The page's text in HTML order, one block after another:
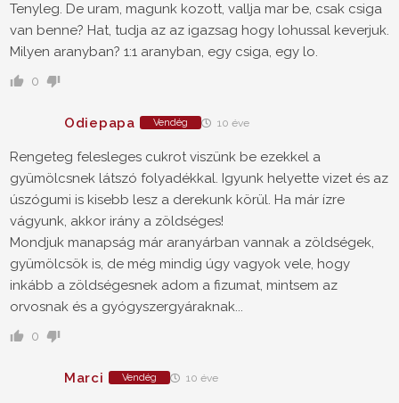
Tenyleg. De uram, magunk kozott, vallja mar be, csak csiga
van benne? Hat, tudja az az igazsag hogy lohussal keverjuk.
Milyen aranyban? 1:1 aranyban, egy csiga, egy lo.
0
Odiepapa Vendég 10 éve
Rengeteg felesleges cukrot viszünk be ezekkel a
gyümölcsnek látszó folyadékkal. Igyunk helyette vizet és az
úszógumi is kisebb lesz a derekunk körül. Ha már ízre
vágyunk, akkor irány a zöldséges!
Mondjuk manapság már aranyárban vannak a zöldségek,
gyümölcsök is, de még mindig úgy vagyok vele, hogy
inkább a zöldségesnek adom a fizumat, mintsem az
orvosnak és a gyógyszergyáraknak...
0
Marci Vendég 10 éve